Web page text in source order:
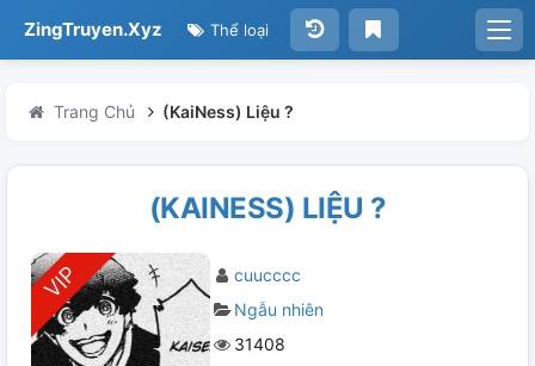
ZingTruyen.Xyz Thể loại
Trang Chủ (KaiNess) Liệu ?
(KAINESS) LIỆU ?
cuucccc
Ngẫu nhiên
31408